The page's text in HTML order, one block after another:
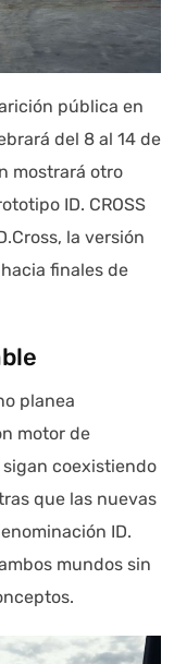
pública en
del 8 al 14 de
mostrará otro
ID. CROSS
la versión
finales de
planea
motor de
coexistiendo
que las nuevas
ID.
mundos sin